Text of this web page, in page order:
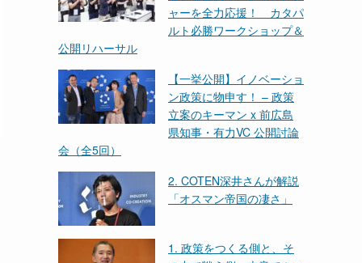
ャーを全力応援！ カタパ
ルト必勝ワークショップ＆
公開リハーサル
【一挙公開】イノベーショ
ン政策に物申す！ – 政策
立案のキーマン x 前広島
県知事・有力VC 公開討論
会（全5回）
2. COTEN深井さんが解説
「オスマン帝国の凄さ」
1. 政策をつくる側と、そ